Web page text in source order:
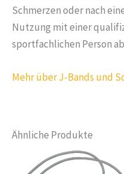
Schmerzen oder nach
Nutzung mit einer
sportfachlichen Person
Mehr über J-Bands und
Ähnliche Produkte